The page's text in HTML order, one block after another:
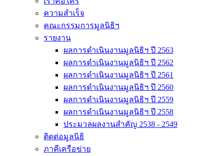
ความสำเร็จ
คณะกรรมการมูลนิธิฯ
รายงาน
ผลการดำเนินงานมูลนิธิฯ ปี 2563
ผลการดำเนินงานมูลนิธิฯ ปี 2562
ผลการดำเนินงานมูลนิธิฯ ปี 2561
ผลการดำเนินงานมูลนิธิฯ ปี 2560
ผลการดำเนินงานมูลนิธิฯ ปี 2559
ผลการดำเนินงานมูลนิธิฯ ปี 2558
ประมวลผลงานสำคัญ 2538 - 2549
ติดต่อมูลนิธิ
ภาคีเครือข่าย